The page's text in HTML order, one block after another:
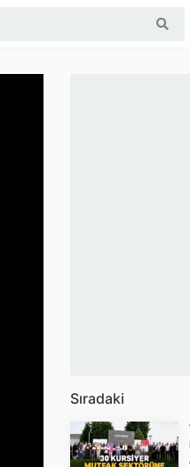
Sıradaki